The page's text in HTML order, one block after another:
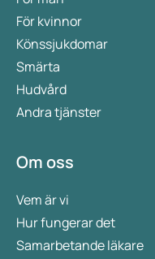
För kvinnor
Könssjukdomar
Smärta
Hudvård
Andra tjänster
Om oss
Vem är vi
Hur fungerar det
Samarbetande läkare